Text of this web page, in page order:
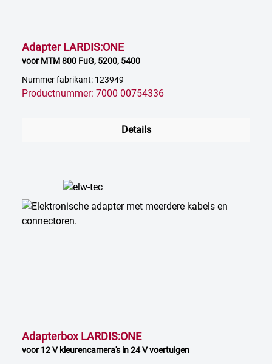
Adapter LARDIS:ONE
voor MTM 800 FuG, 5200, 5400
Nummer fabrikant: 123949
Productnummer: 7000 00754336
Details
Adapterbox LARDIS:ONE
voor 12 V kleurencamera's in 24 V voertuigen